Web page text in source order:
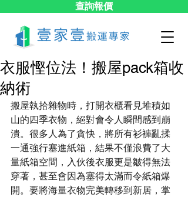
查詢報價
衣服慳位法！搬屋pack箱收
納術
搬屋執拾雜物時，打開衣櫃看見堆積如
山的四季衣物，絕對會令人瞬間感到崩
潰。很多人為了貪快，將所有衫褲亂揉
一通強行塞進紙箱，結果不僅浪費了大
量紙箱空間，入伙後衣服更是皺得無法
穿著，甚至會因為塞得太滿而令紙箱爆
開。要將海量衣物完美轉移到新居，掌